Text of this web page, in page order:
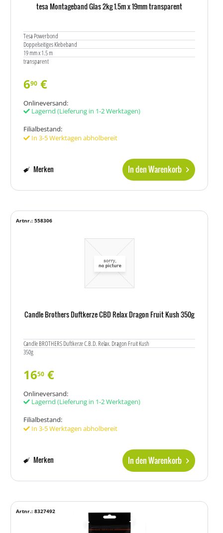
tesa Montageband Glas 2kg 1.5m x 19mm transparent
Tesa Powerbond
Doppelseitiges Klebeband
19 mm x 1.5 m
transparent
690 €
Onlineversand:
Lagernd (Lieferung in 1-2 Werktagen)
Filialbestand:
In 3-5 Werktagen abholbereit
In den Warenkorb
Merken
Candle Brothers Duftkerze CBD Relax Dragon Fruit Kush 350g
Candle BROTHERS Duftkerze C.B.D. Relax. Dragon Fruit Kush
350g
Artnr.: 558306
1650 €
Onlineversand:
Lagernd (Lieferung in 1-2 Werktagen)
Filialbestand:
In 3-5 Werktagen abholbereit
In den Warenkorb
Merken
Artnr.: 8327492